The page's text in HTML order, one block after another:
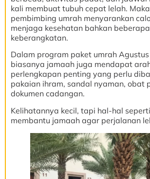
kali membuat tubuh cepat lelah.
pembimbing umrah menyarankan
menjaga kesehatan bahkan
keberangkatan.
Dalam program paket umrah
biasanya jamaah juga mendapat
perlengkapan penting yang perlu
pakaian ihram, sandal nyaman, obat
dokumen cadangan.
Kelihatannya kecil, tapi hal-hal
membantu jamaah agar perjalanan